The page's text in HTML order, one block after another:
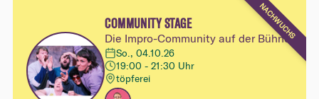
NACHWUCHS
COMMUNITY STAGE
Die Impro-Community auf der Bühne
So., 04.10.26
19:00 - 21:30 Uhr
töpferei